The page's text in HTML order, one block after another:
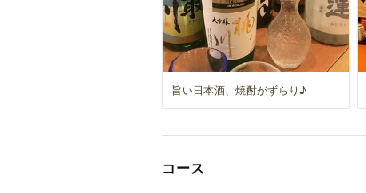
旨い日本酒、焼酎がずらり♪
コース